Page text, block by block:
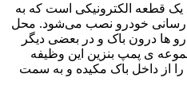
مزدا 3 در واقع یک قطعه الکترونیکی است که به
خودرو نصب می‌شود. محل
ها درون باک و در بعضی دیگر
ی پمپ بنزین این وظیفه
از داخل باک مکیده و به سمت